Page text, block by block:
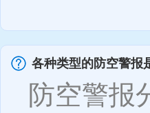
各种类型的防空警报
防空警报